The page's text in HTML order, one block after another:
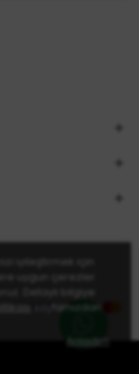
Anladım